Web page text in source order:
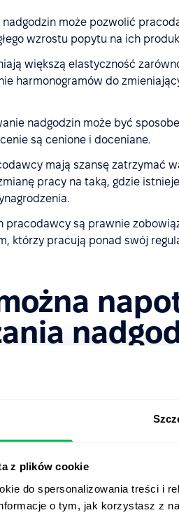
z plików cookie
do spersonalizowania treści i
o tym, jak korzystasz z
nadgodzin może pozwolić
wzrostu popytu na ich
większą elastyczność
harmonogramów do
nadgodzin może być
są cenione i doceniane.
mają szansę zatrzymać
pracy na taką, gdzie
pracodawcy są prawnie
którzy pracują ponad swój
ale może także stanowić
pojawić się podczas
próbować nadużywać systemu
co może prowadzić do
regularnie zmuszani do pracy
z pracy, co ostatecznie może